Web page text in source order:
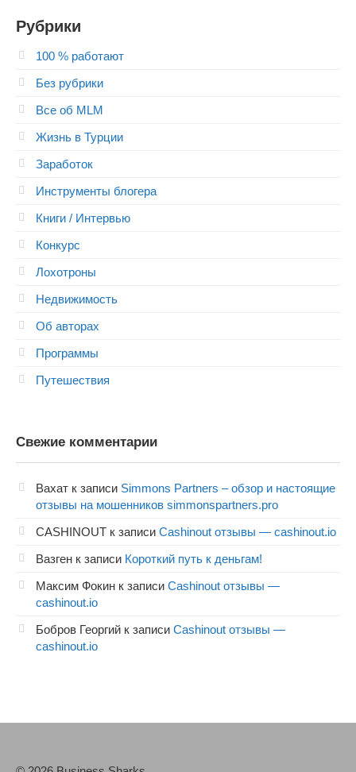
Рубрики
100 % работают
Без рубрики
Все об MLM
Жизнь в Турции
Заработок
Инструменты блогера
Книги / Интервью
Конкурс
Лохотроны
Недвижимость
Об авторах
Программы
Путешествия
Свежие комментарии
Вахат к записи Simmons Partners – обзор и настоящие
отзывы на мошенников simmonspartners.pro
CASHINOUT к записи Cashinout отзывы — cashinout.io
Вазген к записи Короткий путь к деньгам!
Максим Фокин к записи Cashinout отзывы —
cashinout.io
Бобров Георгий к записи Cashinout отзывы —
cashinout.io